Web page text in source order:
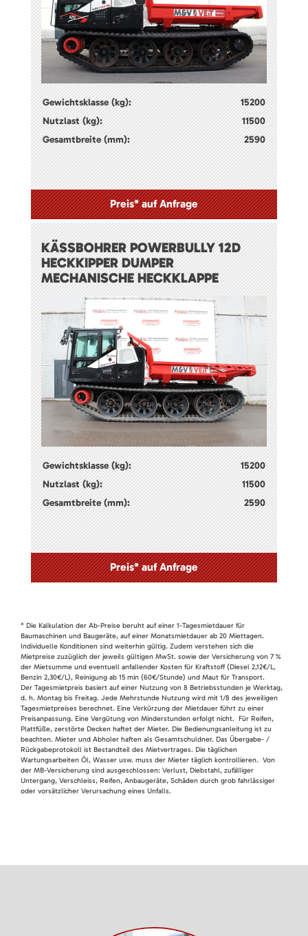
Gewichtsklasse (kg):
15200
Nutzlast (kg):
11500
Gesamtbreite (mm):
2590
Preis* auf Anfrage
KÄSSBOHRER POWERBULLY 12D
HECKKIPPER DUMPER
MECHANISCHE HECKKLAPPE
Gewichtsklasse (kg):
15200
Nutzlast (kg):
11500
Gesamtbreite (mm):
2590
Preis* auf Anfrage
* Die Kalkulation der Ab-Preise beruht auf einer 1-Tagesmietdauer für
Baumaschinen und Baugeräte, auf einer Monatsmietdauer ab 20 Miettagen.
Individuelle Konditionen sind weiterhin gültig. Zudem verstehen sich die
Mietpreise zuzüglich der jeweils gültigen MwSt. sowie der Versicherung von 7 %
der Mietsumme und eventuell anfallender Kosten für Kraftstoff (Diesel 2,12€/L,
Benzin 2,30€/L), Reinigung ab 15 min (60€/Stunde) und Maut für Transport.
Der Tagesmietpreis basiert auf einer Nutzung von 8 Betriebsstunden je Werktag,
d. h. Montag bis Freitag. Jede Mehrstunde Nutzung wird mit 1/8 des jeweiligen
Tagesmietpreises berechnet. Eine Verkürzung der Mietdauer führt zu einer
Preisanpassung. Eine Vergütung von Minderstunden erfolgt nicht. Für Reifen,
Plattfüße, zerstörte Decken haftet der Mieter. Die Bedienungsanleitung ist zu
beachten. Mieter und Abholer haften als Gesamtschuldner. Das Übergabe- /
Rückgabeprotokoll ist Bestandteil des Mietvertrages. Die täglichen
Wartungsarbeiten Öl, Wasser usw. muss der Mieter täglich kontrollieren. Von
der MB-Versicherung sind ausgeschlossen: Verlust, Diebstahl, zufälliger
Untergang, Verschleiss, Reifen, Anbaugeräte, Schäden durch grob fahrlässiger
oder vorsätzlicher Verursachung eines Unfalls.